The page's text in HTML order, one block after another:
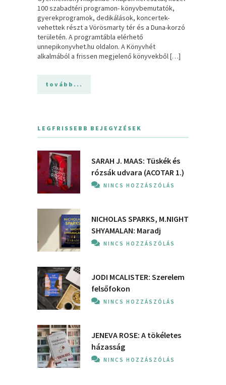
100 szabadtéri programon- könyvbemutatók,
gyerekprogramok, dedikálások, koncertek-
vehettek részt a Vörösmarty tér és a Duna-korzó
területén. A programtábla elérhető
unnepikonyvhet.hu oldalon. A Könyvhét
alkalmából a frissen megjelenő könyvekből […]
tovább...
LEGFRISSEBB BEJEGYZÉSEK
SARAH J. MAAS: Tüskék és
rózsák udvara (ACOTAR 1.)
NINCS HOZZÁSZÓLÁS
NICHOLAS SPARKS, M.NIGHT
SHYAMALAN: Maradj
NINCS HOZZÁSZÓLÁS
JODI MCALISTER: Szerelem
felsőfokon
NINCS HOZZÁSZÓLÁS
JENEVA ROSE: A ​tökéletes
házasság
NINCS HOZZÁSZÓLÁS